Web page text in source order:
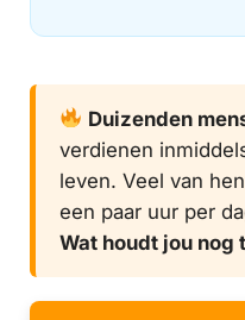
Duizenden
verdienen
leven. Veel van
een paar uur per
Wat houdt jou nog